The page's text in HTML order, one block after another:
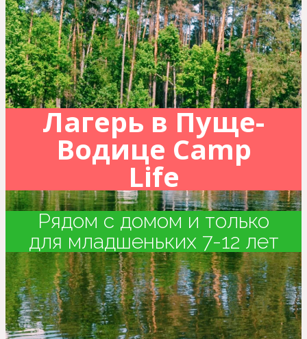
Лагерь в Пуще-
Водице Camp
Life
Рядом с домом и только
для младшеньких 7-12 лет